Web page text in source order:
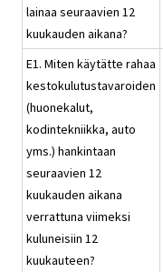
lainaa seuraavien 12
kuukauden aikana?
E1. Miten käytätte rahaa
kestokulutustavaroiden
(huonekalut,
kodintekniikka, auto
yms.) hankintaan
seuraavien 12
kuukauden aikana
verrattuna viimeksi
kuluneisiin 12
kuukauteen?